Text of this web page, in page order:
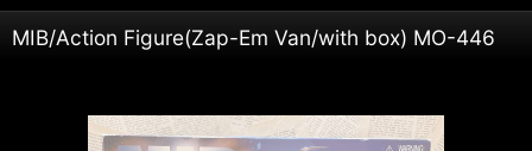
MIB/Action Figure(Zap-Em Van/with box) MO-446